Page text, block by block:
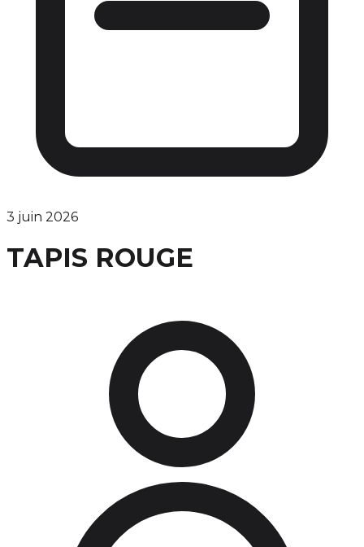
3 juin 2026
TAPIS ROUGE